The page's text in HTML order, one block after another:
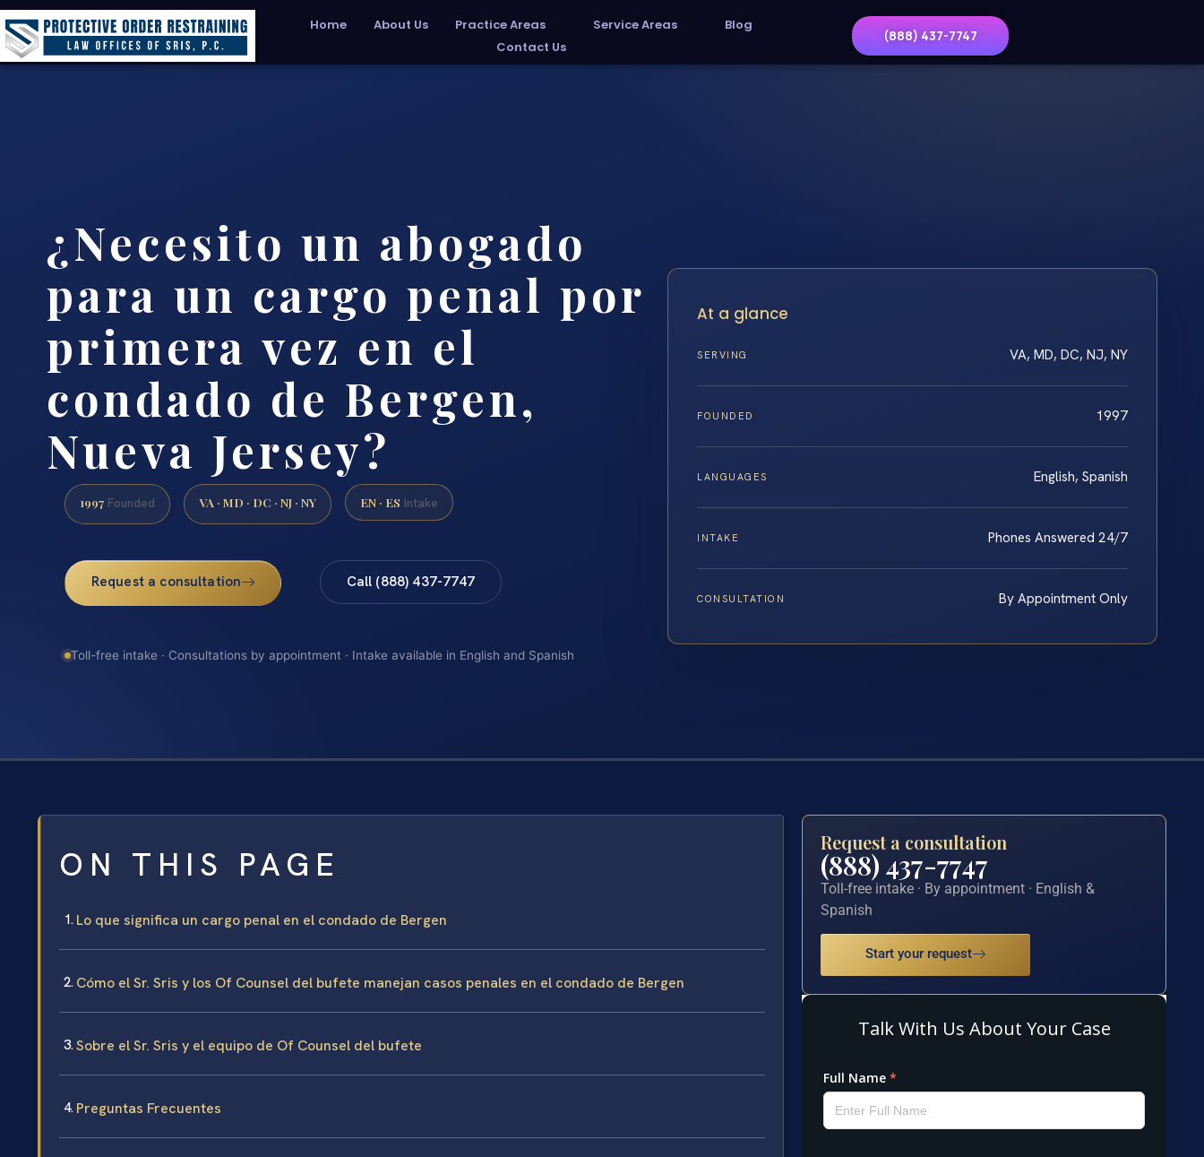
Home About Us Practice Areas Service Areas
Blog
Contact Us
(888) 437-7747
¿Necesito un abogado
para un cargo penal por
primera vez en el
condado de Bergen,
Nueva Jersey?
1997 Founded VA · MD · DC · NJ · NY EN · ES Intake
Request a consultation Call (888) 437-7747
Toll-free intake · Consultations by appointment · Intake available in English and Spanish
At a glance
SERVING VA, MD, DC, NJ, NY
FOUNDED 1997
LANGUAGES English, Spanish
INTAKE Phones Answered 24/7
CONSULTATION By Appointment Only
ON THIS PAGE
Lo que significa un cargo penal en el condado de Bergen
Cómo el Sr. Sris y los Of Counsel del bufete manejan casos penales en el condado de Bergen
Sobre el Sr. Sris y el equipo de Of Counsel del bufete
Preguntas Frecuentes
Request a consultation
(888) 437-7747
Toll-free intake · By appointment · English &
Spanish
Start your request